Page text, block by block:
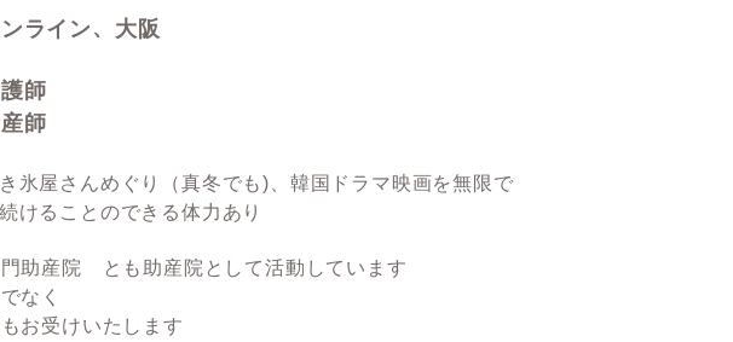
ライン 大阪
師
師
氷屋さんめぐり（真冬でも)、韓国ドラマ映画を無限で
けることのできる体力あり
助産院 とも助産院として活動しています
なく
お受けいたします